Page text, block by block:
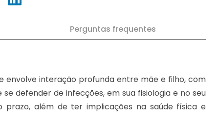
Perguntas frequentes
envolve interação profunda entre mãe e filho, com
defender de infecções, em sua fisiologia e no seu
prazo, além de ter implicações na saúde física e